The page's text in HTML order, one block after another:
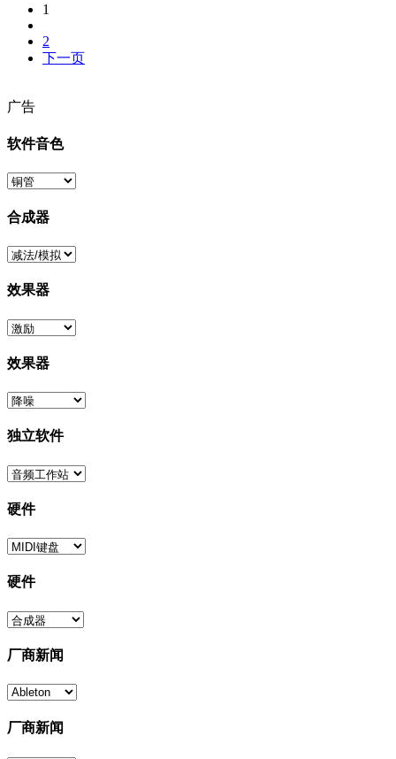
1
2
下一页
广告
软件音色
合成器
效果器
效果器
独立软件
硬件
硬件
厂商新闻
厂商新闻